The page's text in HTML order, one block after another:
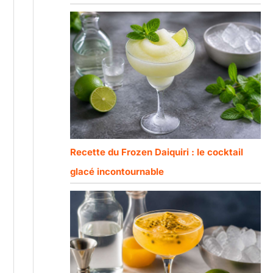
Recette du Frozen Daiquiri : le cocktail
glacé incontournable